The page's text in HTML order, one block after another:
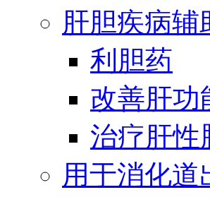
肝胆疾病辅
利胆药
改善肝功
治疗肝性
用于消化道